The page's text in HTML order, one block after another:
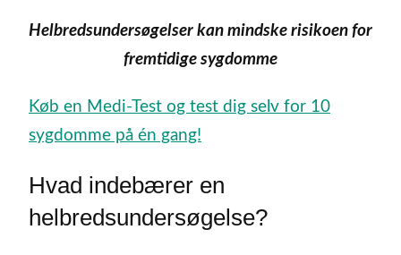
Helbredsundersøgelser kan mindske risikoen for
fremtidige sygdomme
Køb en Medi-Test og test dig selv for 10
sygdomme på én gang!
Hvad indebærer en
helbredsundersøgelse?